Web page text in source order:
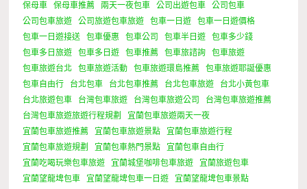
保母車
保母車推薦 兩天一夜包車 公司出遊包車
公司包車
公司包車旅遊
公司旅遊包車旅遊 包車一日遊
包車一日遊價格
包車一日遊接送
包車優惠 包車公司 包車半日遊
包車多少錢
包車多日旅遊
包車多日遊 包車推薦 包車旅諮詢
包車旅遊
包車旅遊台北
包車旅遊活動 包車旅遊環島推薦
包車旅遊耶誕優惠
包車自由行
台北包車 台北包車推薦 台北包車旅遊
台北小黃包車
台北旅遊包車
台灣包車旅遊 台灣包車旅遊公司
台灣包車旅遊推薦
台灣包車旅遊旅遊行程規劃
宜蘭包車旅遊兩天一夜
宜蘭包車旅遊推薦
宜蘭包車旅遊景點
宜蘭包車旅遊行程
宜蘭包車旅遊規劃
宜蘭包車熱門景點
宜蘭包車自由行
宜蘭吃喝玩樂包車旅遊
宜蘭城堡咖啡包車旅遊
宜蘭旅遊包車
宜蘭望龍埤包車
宜蘭望龍埤包車一日遊
宜蘭望龍埤包車景點